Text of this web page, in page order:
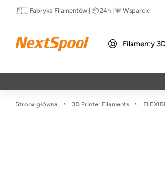
🇵🇱 Fabryka Filamentów | 📦 24h | 💬 Wsparcie
Filamenty 3D
Strona główna 3D Printer Filaments